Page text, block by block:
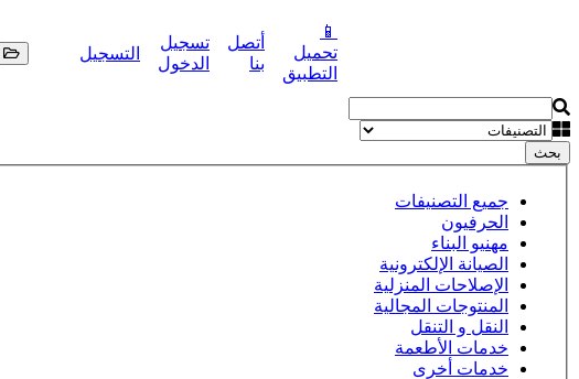
📱
تحميل
التطبيق
أتصل
بنا
تسجيل
الدخول
التسجيل
بحث
جميع التصنيفات
الحرفيون
مهنيو البناء
الصيانة الإلكترونية
الإصلاحات المنزلية
المنتوجات المجالية
النقل و التنقل
خدمات الأطعمة
خدمات أخرى